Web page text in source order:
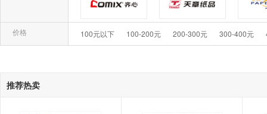
品牌-齐心/Comix 品牌-天章 品
价格 100元以下 100-200元 200-300元 300-400元
推荐热卖